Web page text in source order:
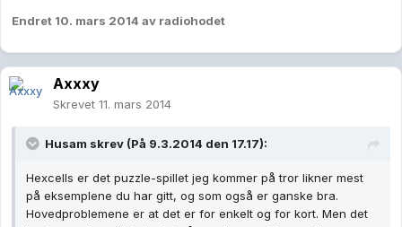
Endret 10. mars 2014 av radiohodet
Axxxy
Skrevet 11. mars 2014
Husam skrev (På 9.3.2014 den 17.17):
Hexcells er det puzzle-spillet jeg kommer på tror likner mest
på eksemplene du har gitt, og som også er ganske bra.
Hovedproblemene er at det er for enkelt og for kort. Men det